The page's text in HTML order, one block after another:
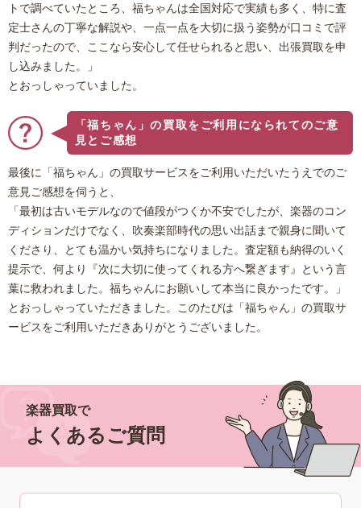
トで調べていたところ、福ちゃんは全国対応で実績も多く、特に査
定士さんの丁寧な解説や、一点一点を大切に扱う姿勢が口コミで評
判だったので、ここなら安心して任せられると思い、出張買取を申
し込みました。」
とおっしゃっていました。
「福ちゃん」の買取をご利用になられてのご意
見とご感想
最後に「福ちゃん」の買取サービスをご利用いただいたうえでのご
意見ご感想を伺うと、
「最初は古いモデルなので値段がつくか不安でしたが、楽器のコン
ディションだけでなく、吹奏楽部時代の思い出話まで親身に聞いて
くださり、とても温かい気持ちになりました。査定額も納得のいく
提示で、何より『次に大切に使ってくれる方へ繋ぎます』という言
葉に救われました。福ちゃんにお願いして本当に良かったです。」
とおっしゃっていただきました。このたびは「福ちゃん」の買取サ
ービスをご利用いただきありがとうございました。
楽器買取で
よくあるご質問